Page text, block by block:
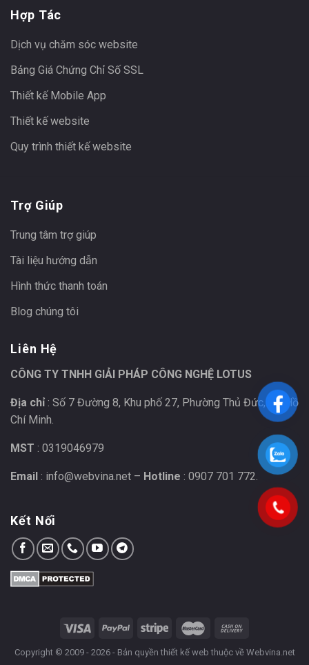
Hợp Tác
Dịch vụ chăm sóc website
Bảng Giá Chứng Chỉ Số SSL
Thiết kế Mobile App
Thiết kế website
Quy trình thiết kế website
Trợ Giúp
Trung tâm trợ giúp
Tài liệu hướng dẫn
Hình thức thanh toán
Blog chúng tôi
Liên Hệ
CÔNG TY TNHH GIẢI PHÁP CÔNG NGHỆ LOTUS
Địa chỉ : Số 7 Đường 8, Khu phố 27, Phường Thủ Đức, TP Hồ
Chí Minh.
MST : 0319046979
Email : info@webvina.net – Hotline : 0907 701 772.
Kết Nối
Copyright © 2009 - 2026 - Bản quyềnthiết kế web thuộc về Webvina.net